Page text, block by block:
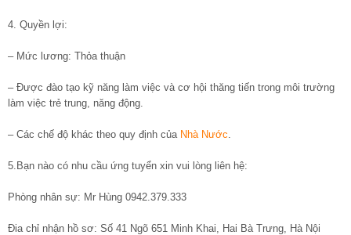
4. Quyền lợi:
– Mức lương: Thỏa thuận
– Được đào tạo kỹ năng làm việc và cơ hội thăng tiến trong môi trường
làm việc trẻ trung, năng động.
– Các chế độ khác theo quy định của Nhà Nước
5.Bạn nào có nhu cầu ứng tuyển xin vui lòng liên hệ:
Phòng nhân sự: Mr Hùng 0942.379.333
Đia chỉ nhận hồ sơ: Số 41 Ngõ 651 Minh Khai, Hai Bà Trưng, Hà Nội